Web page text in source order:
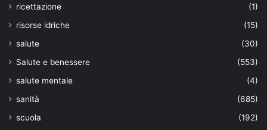
ricettazione
(1)
risorse idriche
(15)
salute
(30)
Salute e benessere
(553)
salute mentale
(4)
sanità
(685)
scuola
(192)